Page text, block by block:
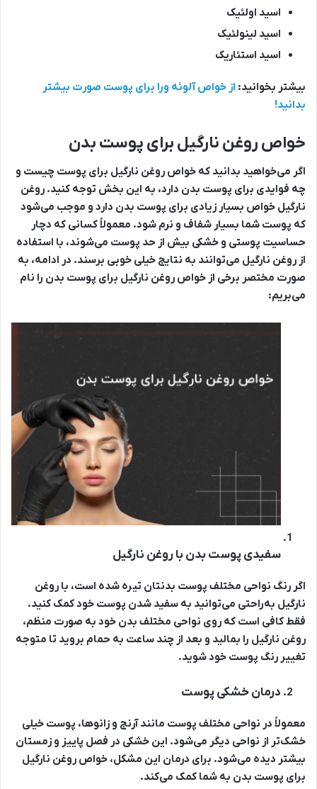
اسید اولئیک
اسید لینولئیک
اسید استئاریک
بیشتر بخوانید: از خواص آلوئه ورا برای پوست صورت بیشتر
بدانید!
خواص روغن نارگیل برای پوست بدن
اگر می‌خواهید بدانید که خواص روغن نارگیل برای پوست چیست و
چه فوایدی برای پوست بدن دارد، به این بخش توجه کنید. روغن
نارگیل خواص بسیار زیادی برای پوست بدن دارد و موجب می‌شود
که پوست شما بسیار شفاف و نرم شود. معمولاً کسانی که دچار
حساسیت پوستی و خشکی بیش از حد پوست می‌شوند، با استفاده
از روغن نارگیل می‌توانند به نتایج خیلی خوبی برسند. در ادامه، به
صورت مختصر برخی از خواص روغن نارگیل برای پوست بدن را نام
می‌بریم:
سفیدی پوست بدن با روغن نارگیل
اگر رنگ نواحی مختلف پوست بدنتان تیره شده است، با روغن
نارگیل به‌راحتی می‌توانید به سفید شدن پوست خود کمک کنید.
فقط کافی است که روی نواحی مختلف بدن خود به صورت منظم،
روغن نارگیل را بمالید و بعد از چند ساعت به حمام بروید تا متوجه
تغییر رنگ پوست خود شوید.
درمان خشکی پوست
معمولاً در نواحی مختلف پوست مانند آرنج و زانوها، پوست خیلی
خشک‌تر از نواحی دیگر می‌شود. این خشکی در فصل پاییز و زمستان
بیشتر دیده می‌شود. برای درمان این مشکل، خواص روغن نارگیل
برای پوست بدن به شما کمک می‌کند.